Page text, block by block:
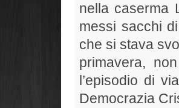
nella caserma
messi sacchi
che si stava
primavera,
l’episodio di
Democrazia